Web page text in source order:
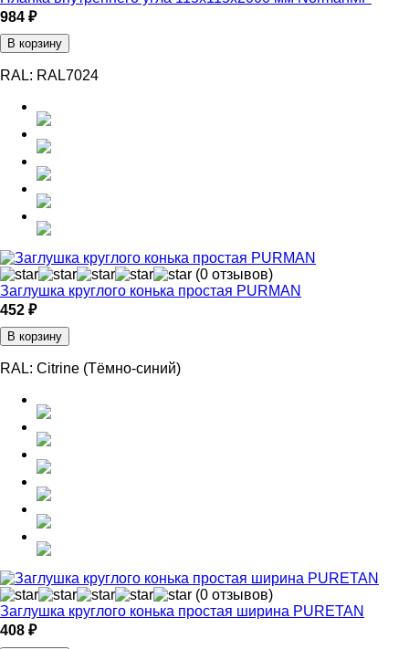
984 ₽
В корзину
RAL: RAL7024
(0 отзывов)
Заглушка круглого конька простая PURMAN
452 ₽
В корзину
RAL: Citrine (Тёмно-синий)
(0 отзывов)
Заглушка круглого конька простая ширина PURETAN
408 ₽